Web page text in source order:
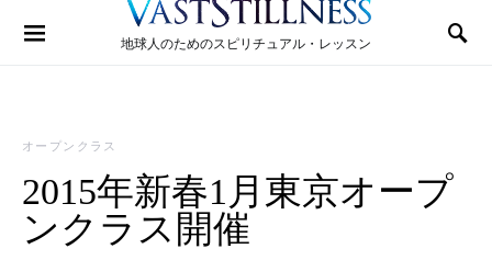
地球人のためのスピリチュアル・レッスン
Search for:
オープンクラス
2015年新春1月東京オープ
ンクラス開催